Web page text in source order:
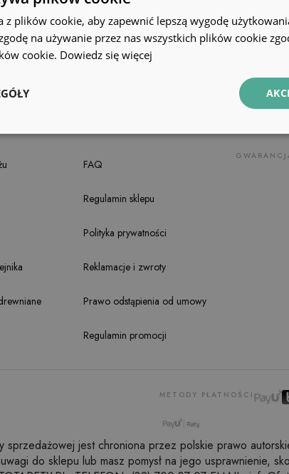
danych osobowych na potrzeby zamówień.
(pkt. 10)
regulaminu bez wyjątków.
zmian w regulaminie.
FAQ
Regulamin sklepu
Polityka prywatności
Reklamacje i zwroty
Prawo odstąpienia od umowy
Regulamin promocji
METODY PŁATNOŚCI
jest chroniona przez polskie prawo
do sklepu lub masz pomysł na jego usprawnienie,
z plików cookie, aby zapewnić lepszą wygodę
na używanie przez nas wszystkich plików cookie
cookie. Dowiedz się więcej